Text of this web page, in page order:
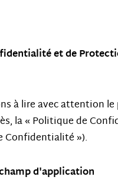
et de
à lire avec attention le
la « Politique de
Confidentialité »).
d'application